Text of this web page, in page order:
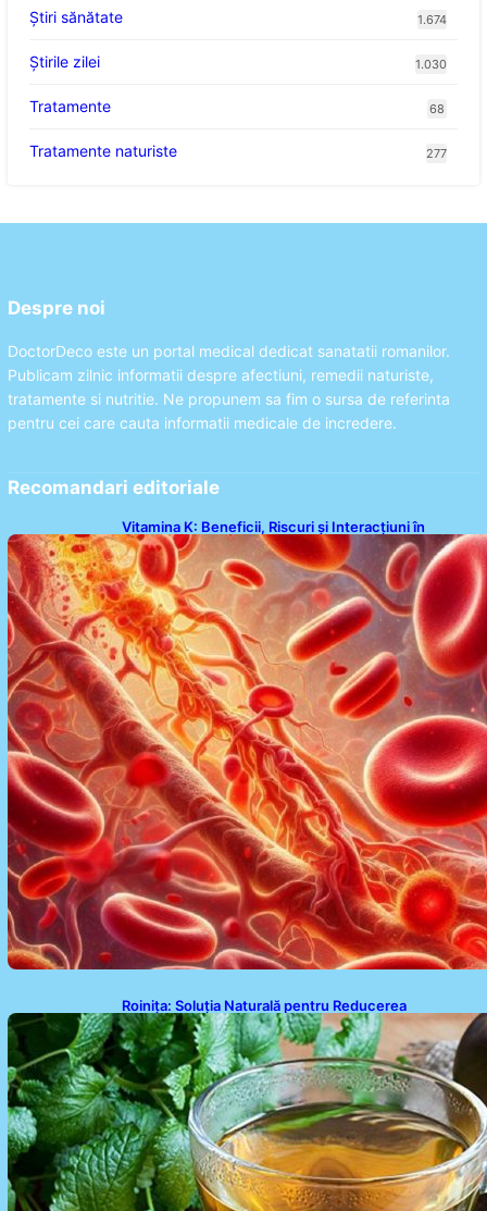
Ştiri sănătate 1.674
Știrile zilei 1.030
Tratamente 68
Tratamente naturiste 277
Despre noi
DoctorDeco este un portal medical dedicat sanatatii romanilor.
Publicam zilnic informatii despre afectiuni, remedii naturiste,
tratamente si nutritie. Ne propunem sa fim o sursa de referinta
pentru cei care cauta informatii medicale de incredere.
Recomandari editoriale
Vitamina K: Beneficii, Riscuri și Interacțiuni în
Coagularea Sângelui
Roinița: Soluția Naturală pentru Reducerea
Cortizolului și Îmbunătățirea Somnului